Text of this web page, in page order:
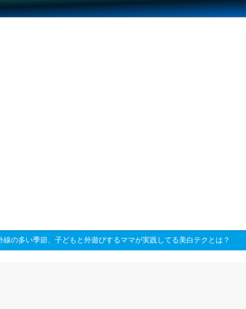
線の多い季節、子どもと外遊びするママが実践してる美白テクとは？